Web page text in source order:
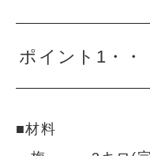
ポイント1・・
■材料